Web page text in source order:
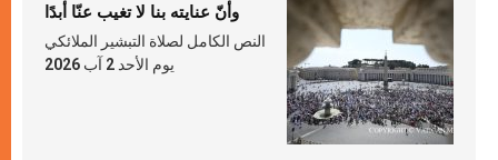
وأنّ عنايته بنا لا تغيب عنّا أبدًا
النص الكامل لصلاة التبشير الملائكي
يوم الأحد 2 آب 2026